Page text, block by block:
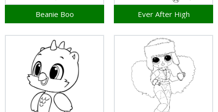
Beanie Boo Ever After High